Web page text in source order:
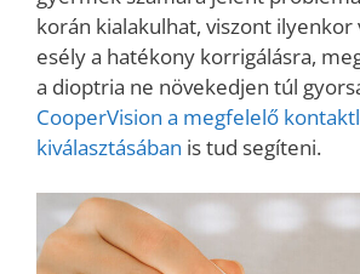
korán kialakulhat, viszont ilyenkor
esély a hatékony korrigálásra,
a dioptria ne növekedjen túl
CooperVision a megfelelő
kiválasztásában is tud segíteni.